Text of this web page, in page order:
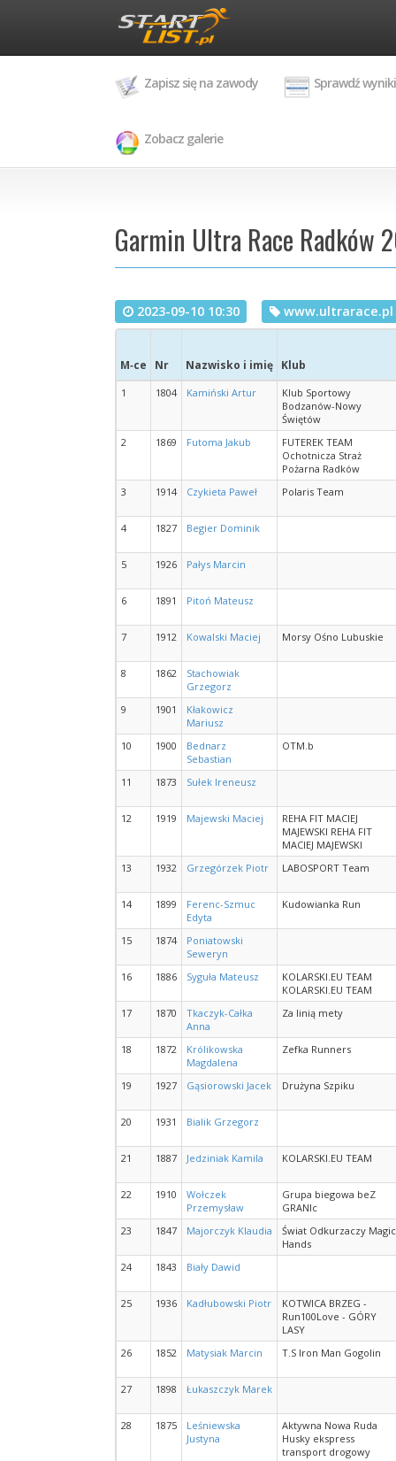
Zapisz się na zawody Sprawdź wyniki
Zobacz galerie
Garmin Ultra Race Radków
2023-09-10 10:30 www.ultrarace.pl
M‑ce Nr Nazwisko i imię Klub
1 1804 Kamiński Artur
Klub Sportowy
Bodzanów-Nowy
Świętów
2
1869 Futoma Jakub
FUTEREK TEAM
Ochotnicza Straż
Pożarna Radków
3
1914 Czykieta Paweł Polaris Team
4 1827 Begier Dominik
5 1926 Pałys Marcin
6 1891 Pitoń Mateusz
7 1912 Kowalski Maciej Morsy Ośno Lubuskie
8 1862
Stachowiak
Grzegorz
9
1901
Kłakowicz
Mariusz
10
1900
Bednarz
Sebastian
OTM.b
11 1873 Sułek Ireneusz
12 1919 Majewski Maciej
REHA FIT MACIEJ
MAJEWSKI REHA FIT
MACIEJ MAJEWSKI
13
1932 Grzegórzek Piotr LABOSPORT Team
14 1899
Ferenc-Szmuc
Edyta
Kudowianka Run
15 1874
Poniatowski
Seweryn
16
1886 Syguła Mateusz
KOLARSKI.EU TEAM
KOLARSKI.EU TEAM
17
1870
Tkaczyk-Całka
Anna
Za linią mety
18 1872
Królikowska
Magdalena
Zefka Runners
19 1927 Gąsiorowski Jacek Drużyna Szpiku
20 1931 Bialik Grzegorz
21 1887 Jedziniak Kamila KOLARSKI.EU TEAM
22 1910
Wołczek
Przemysław
Grupa biegowa beZ
GRANIc
23
1847 Majorczyk Klaudia
Świat Odkurzaczy Magic
Hands
24
1843 Biały Dawid
25 1936 Kadłubowski Piotr
KOTWICA BRZEG -
Run100Love - GÓRY
LASY
26
1852 Matysiak Marcin T.S Iron Man Gogolin
27 1898 Łukaszczyk Marek
28 1875
Leśniewska
Justyna
Aktywna Nowa Ruda
Husky ekspress
transport drogowy